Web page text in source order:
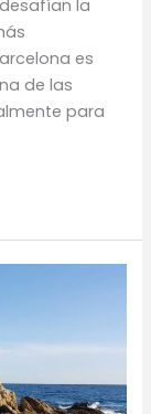
la
es
de las
para